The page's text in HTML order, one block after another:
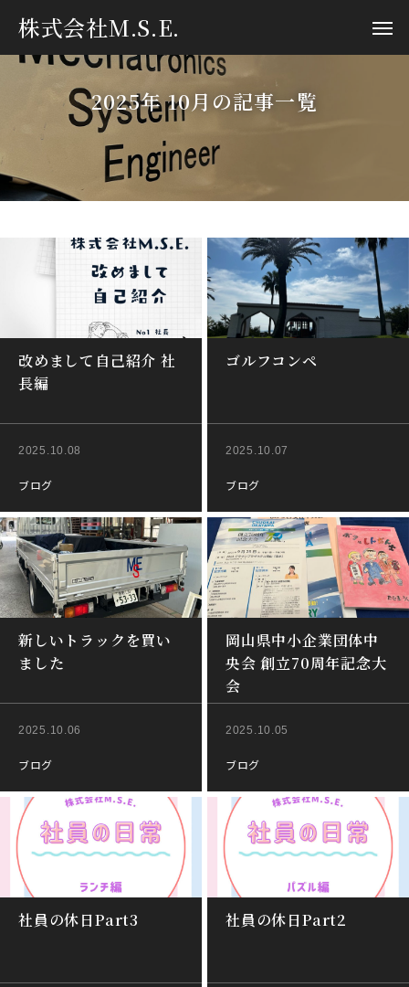
株式会社M.S.E.
2025年 10月の記事一覧
改めまして自己紹介 社
長編
2025.10.08
ブログ
ゴルフコンペ
2025.10.07
ブログ
新しいトラックを買い
ました
2025.10.06
ブログ
岡山県中小企業団体中
央会 創立70周年記念大
会
2025.10.05
ブログ
社員の休日Part3 社員の休日Part2